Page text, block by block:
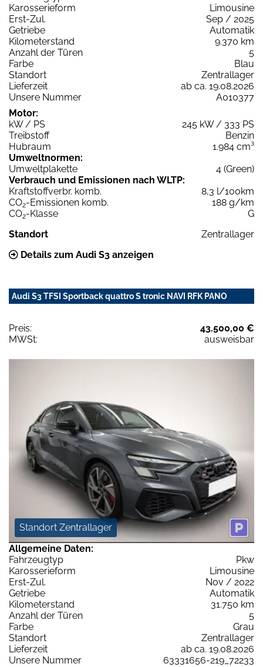
Karosserieform
Limousine
Erst-Zul.
Sep / 2025
Getriebe
Automatik
Kilometerstand
9.370 km
Anzahl der Türen
5
Farbe
Blau
Standort
Zentrallager
Lieferzeit
ab ca. 19.08.2026
Unsere Nummer
A010377
Motor:
kW / PS
245 kW / 333 PS
Treibstoff
Benzin
Hubraum
1.984 cm³
Umweltnormen:
Umweltplakette
4 (Green)
Verbrauch und Emissionen nach WLTP:
Kraftstoffverbr. komb.
8,3 l/100km
CO2-Emissionen komb.
188 g/km
CO2-Klasse
G
Standort
Zentrallager
Details zum Audi S3 anzeigen
Audi S3 TFSI Sportback quattro S tronic NAVI RFK PANO
Preis:
43.500,00 €
MWSt:
ausweisbar
Standort Zentrallager
Allgemeine Daten:
Fahrzeugtyp
Pkw
Karosserieform
Limousine
Erst-Zul.
Nov / 2022
Getriebe
Automatik
Kilometerstand
31.750 km
Anzahl der Türen
5
Farbe
Grau
Standort
Zentrallager
Lieferzeit
ab ca. 19.08.2026
Unsere Nummer
63331656-219_72233